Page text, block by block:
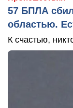
57 БПЛА
областью.
К счастью,